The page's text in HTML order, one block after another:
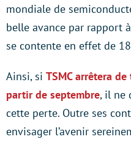
mondiale de
belle avance par rapport
se contente en effet de
Ainsi, si TSMC arrêtera
partir de septembre, il ne
cette perte. Outre ses
envisager l’avenir